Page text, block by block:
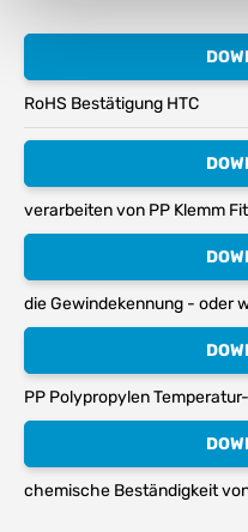
RoHS Bestätigung HTC
verarbeiten von PP Klemm
die Gewindekennung - oder
PP Polypropylen
chemische Beständigkeit